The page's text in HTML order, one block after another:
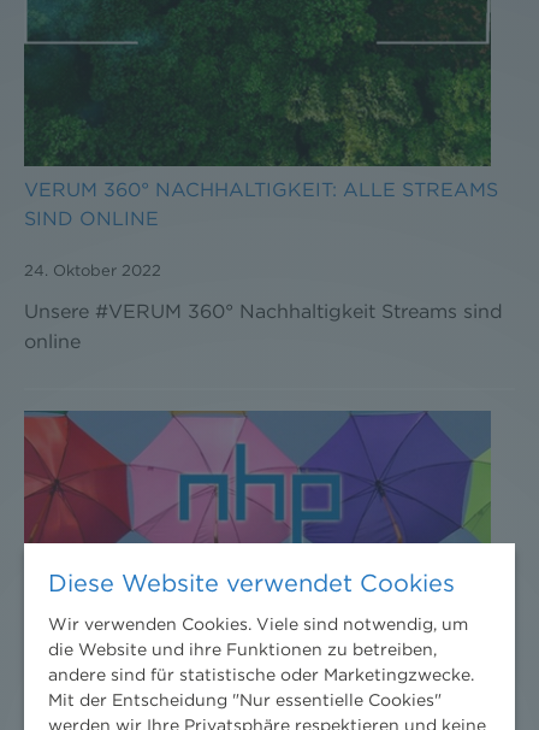
VERUM 360° NACHHALTIGKEIT: ALLE STREAMS
SIND ONLINE
24. Oktober 2022
Unsere #VERUM 360° Nachhaltigkeit Streams sind
online
Diese Website verwendet Cookies
Wir verwenden Cookies. Viele sind notwendig, um
die Website und ihre Funktionen zu betreiben,
andere sind für statistische oder Marketingzwecke.
Mit der Entscheidung "Nur essentielle Cookies"
werden wir Ihre Privatsphäre respektieren und keine